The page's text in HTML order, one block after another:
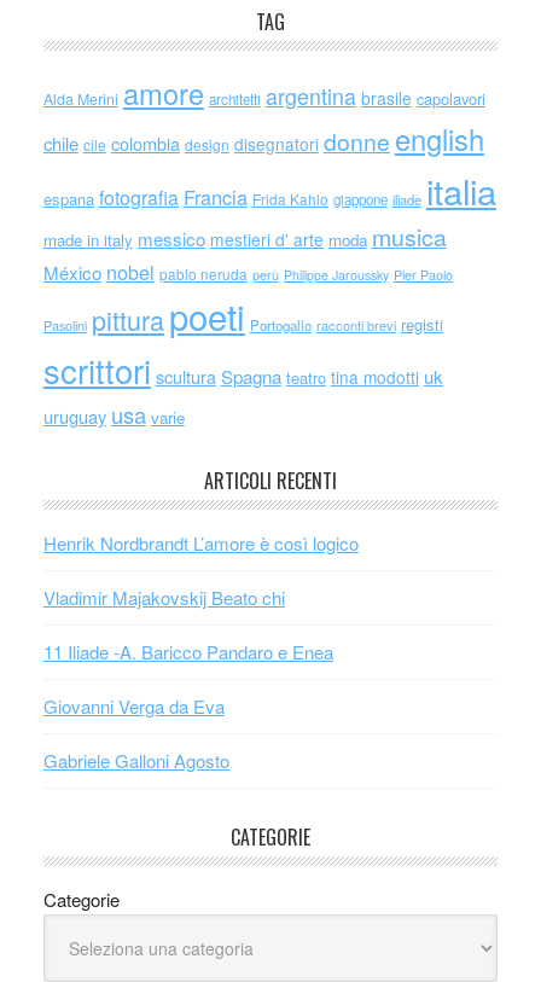
TAG
Alda Merini amore architetti argentina brasile capolavori
chile cile colombia design disegnatori donne english
espana fotografia Francia Frida Kahlo giappone iliade italia
made in italy messico mestieri d' arte moda musica
México nobel pablo neruda perù Philippe Jaroussky Pier Paolo
Pasolini pitturapoeti Portogallo racconti brevi registi
scrittori scultura Spagna teatro tina modotti uk
uruguay usa varie
ARTICOLI RECENTI
Henrik Nordbrandt L’amore è così logico
Vladimir Majakovskij Beato chi
11 Iliade -A. Baricco Pandaro e Enea
Giovanni Verga da Eva
Gabriele Galloni Agosto
CATEGORIE
Categorie